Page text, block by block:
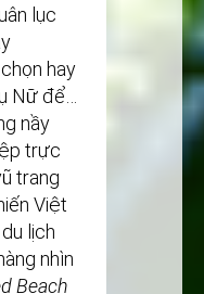
lục
hay
Nữ để…
nầy
trực
trang
Việt
lịch
nhìn
Beach